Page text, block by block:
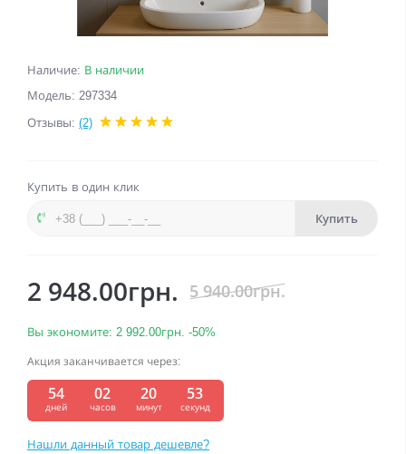
Наличие: В наличии
Модель: 297334
Отзывы: (2)
Купить в один клик
Купить
2 948.00грн. 5 940.00грн.
Вы экономите: 2 992.00грн. -50%
Акция заканчивается через:
54
дней
02
часов
20
минут
52
секунд
Нашли данный товар дешевле?